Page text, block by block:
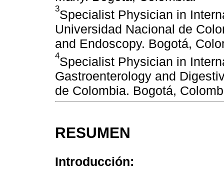
3Specialist Physician in
Universidad Nacional de
and Endoscopy. Bogotá,
4Specialist Physician in
Gastroenterology and
de Colombia. Bogotá,
RESUMEN
Introducción: